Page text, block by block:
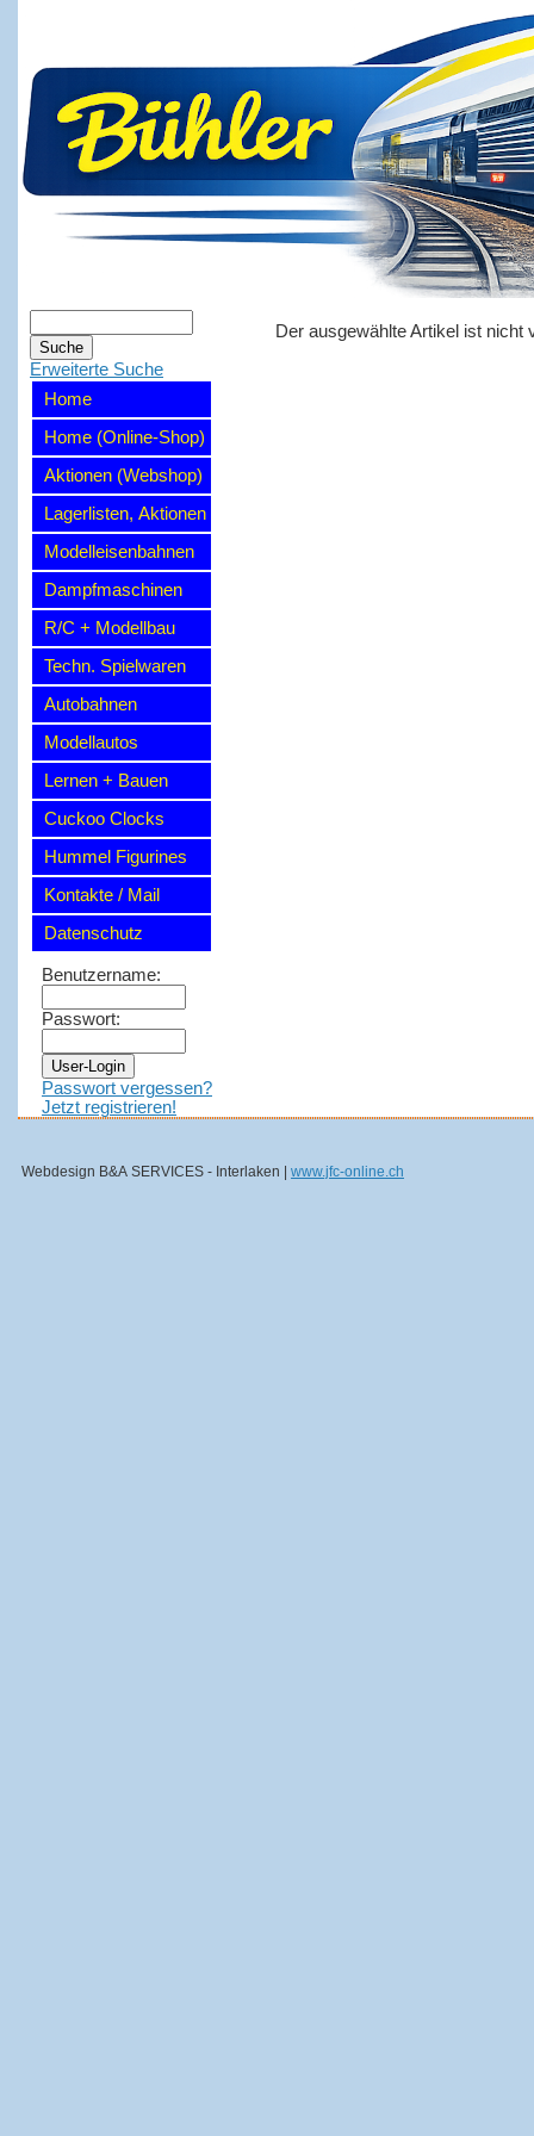
Erweiterte Suche
Home
Home (Online-Shop)
Aktionen (Webshop)
Lagerlisten, Aktionen
Modelleisenbahnen
Dampfmaschinen
R/C + Modellbau
Techn. Spielwaren
Autobahnen
Modellautos
Lernen + Bauen
Cuckoo Clocks
Hummel Figurines
Kontakte / Mail
Datenschutz
Benutzername:
Passwort:
Passwort vergessen?
Jetzt registrieren!
Der ausgewählte Artikel ist nicht
Webdesign B&A SERVICES - Interlaken | www.jfc-online.ch